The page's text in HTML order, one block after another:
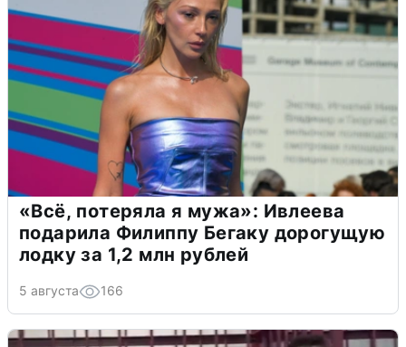
«Всё, потеряла я мужа»: Ивлеева
подарила Филиппу Бегаку дорогущую
лодку за 1,2 млн рублей
5 августа 166